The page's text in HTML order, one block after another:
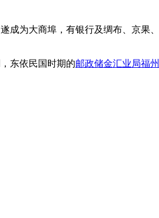
成为大商埠，有银行及绸布、京
东依民国时期的邮政储金汇业局福